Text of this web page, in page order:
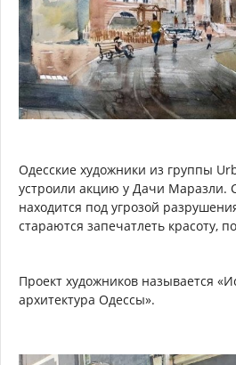
Одесские художники из группы
устроили акцию у Дачи Маразли.
находится под угрозой
стараются запечатлеть красоту,
Проект художников называется
архитектура Одессы».